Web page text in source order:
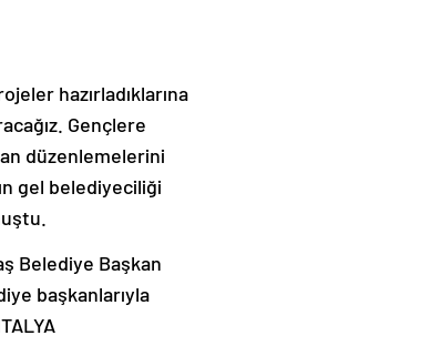
hazırladıklarına
Gençlere
düzenlemelerini
gel belediyeciliği
Belediye Başkan
başkanlarıyla